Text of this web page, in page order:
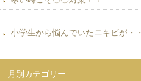
小学生から悩んでいたニキビが・・
月別カテゴリー